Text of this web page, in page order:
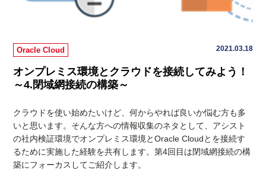
Oracle Cloud 2021.03.18
オンプレミス環境とクラウドを接続してみよう！
～4.閉域網接続の構築～
クラウドを使い始めたいけど、何からやれば良いか悩む方も多
いと思います。そんな方への情報収集のネタとして、アシスト
の社内検証環境でオンプレミス環境とOracle Cloudとを接続す
るために実施した経験を共有します。第4回目は閉域網接続の構
築にフォーカスしてご紹介します。